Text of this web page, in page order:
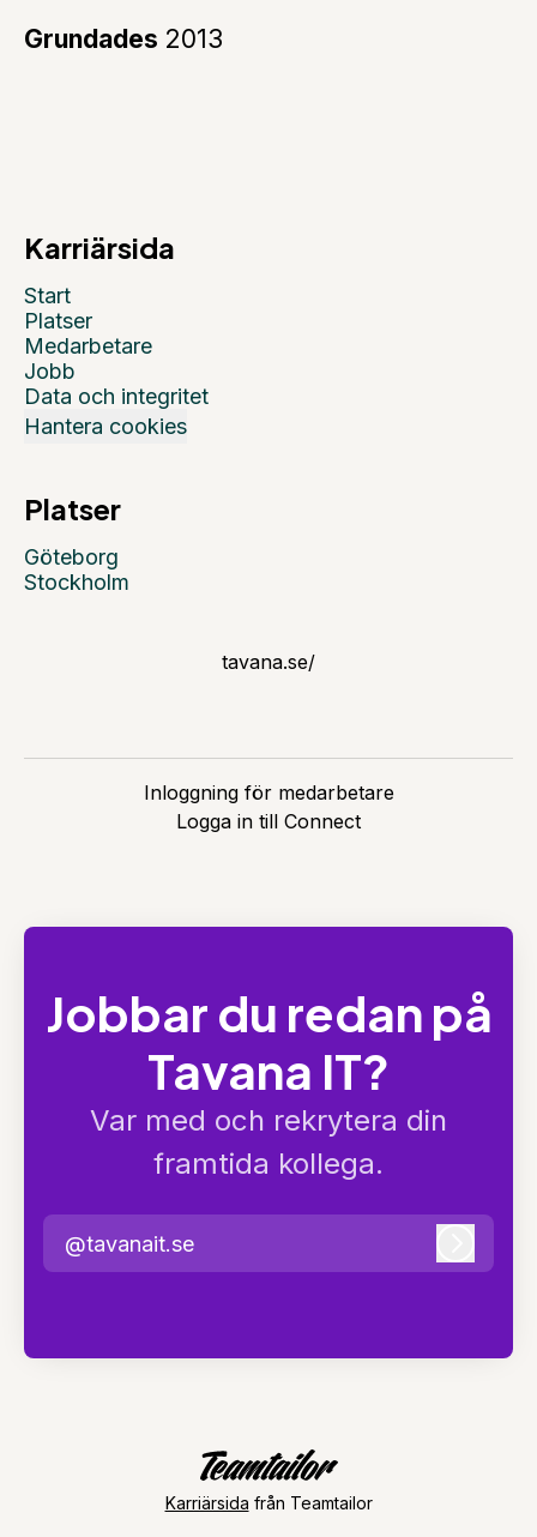
Grundades 2013
Karriärsida
Start
Platser
Medarbetare
Jobb
Data och integritet
Hantera cookies
Platser
Göteborg
Stockholm
tavana.se/
Inloggning för medarbetare
Logga in till Connect
Jobbar du redan på
Tavana IT?
Var med och rekrytera din
framtida kollega.
@tavanait.se
Karriärsida från Teamtailor